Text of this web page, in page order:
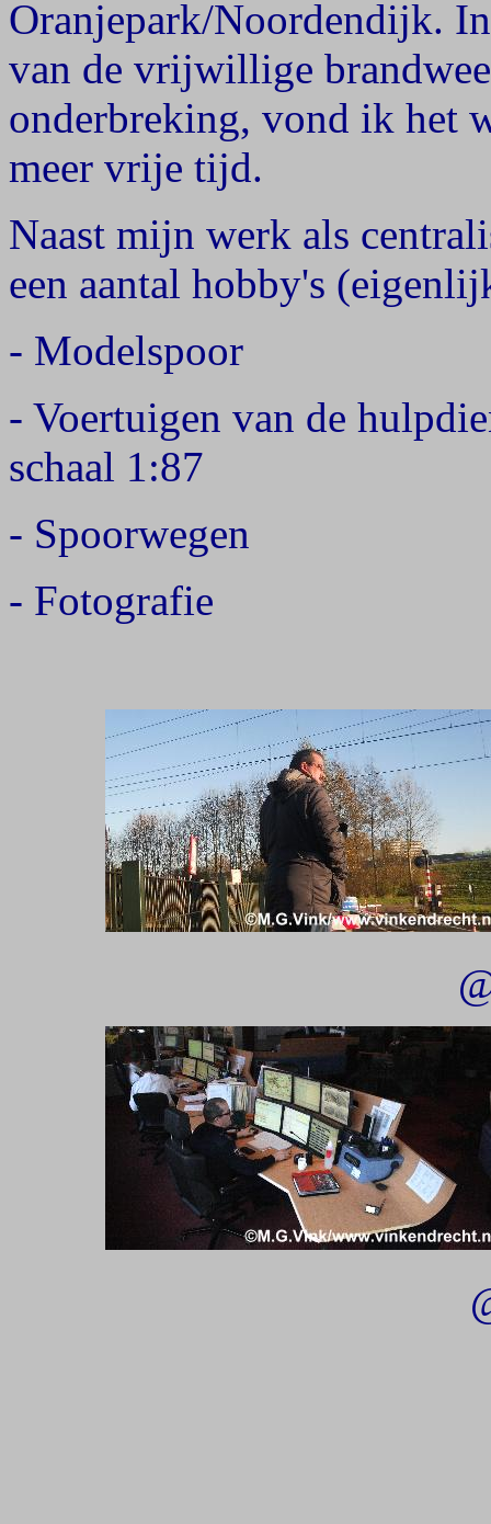
Oranjepark/Noordendijk.
van de vrijwillige
onderbreking, vond ik het
meer vrije tijd.
Naast mijn werk als
een aantal hobby's
- Modelspoor
- Voertuigen van de
schaal 1:87
- Spoorwegen
- Fotografie